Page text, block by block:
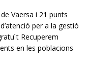
Vaersa i 21 punts
per a la gestió
Recuperem
en les poblacions